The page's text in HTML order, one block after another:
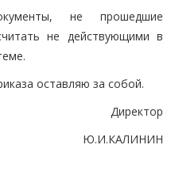
не прошедшие
не действующими в
оставляю за собой.
Директор
Ю.И.КАЛИНИН